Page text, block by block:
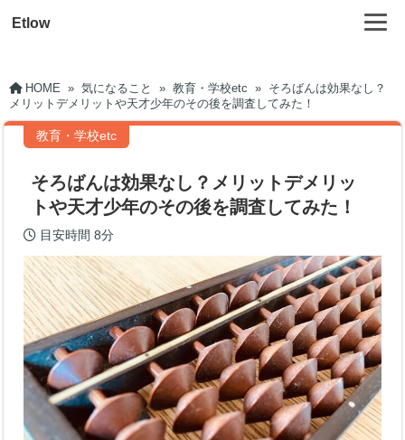
Etlow
HOME » 気になること » 教育・学校etc » そろばんは効果なし？
メリットデメリットや天才少年のその後を調査してみた！
教育・学校etc
そろばんは効果なし？メリットデメリッ
トや天才少年のその後を調査してみた！
目安時間8分